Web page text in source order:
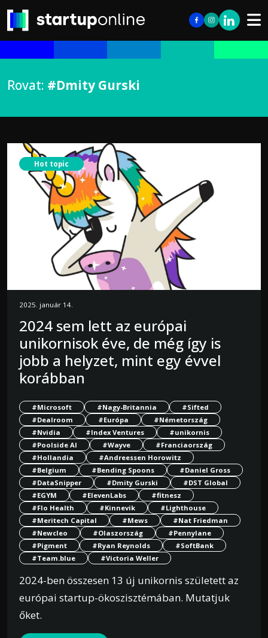
Rovat: #Dmity Gurski
Hot topic
2025. január 14.
2024 sem lett az európai
unikornisok éve, de még így is
jobb a helyzet, mint egy évvel
korábban
#Microsoft #Nagy-Britannia
#Sifted
#Dealroom
#Európa
#Németország
#Nvidia
#Index Ventures
#unikornis
#Poolside AI
#Wayve
#Franciaország
#Hollandia
#Andreessen Horowitz
#Belgium
#Bending Spoons
#Daniel Gross
#DataSnipper
#Dmity Gurski
#DST Global
#EGYM
#ElevenLabs
#fitnesz
#Flo Health
#Kinnevik
#Lighthouse
#Meritech Capital
#Mews
#Nat Friedman
#Newcleo
#Olaszország
#Pennylane
#Pigment
#Ryan Reynolds
#SoftBank
#Team.blue
#Victoria Weller
2024-ben összesen 13 új unikornis született az
európai startup-ökoszisztémában. Mutatjuk
őket.